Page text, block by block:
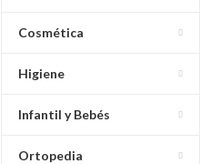
Cosmética
Higiene
Infantil y Bebés
Ortopedia